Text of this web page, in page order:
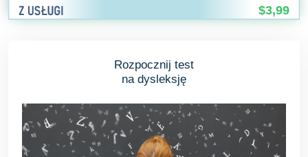
$3,99
Rozpocznij test
na dysleksję